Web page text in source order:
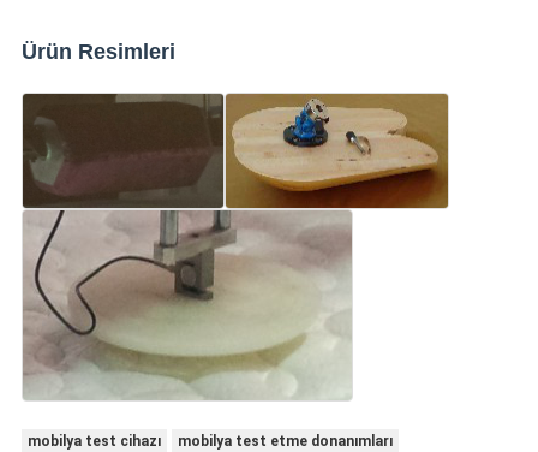
Ürün Resimleri
mobilya test cihazı
mobilya test etme donanımları